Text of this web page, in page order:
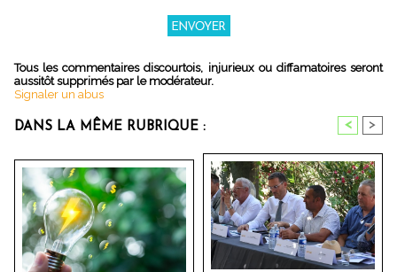
Tous les commentaires discourtois, injurieux ou diffamatoires seront
aussitôt supprimés par le modérateur.
Signaler un abus
DANS LA MÊME RUBRIQUE : < >